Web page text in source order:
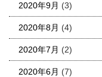
2020年9月 (3)
2020年8月 (4)
2020年7月 (2)
2020年6月 (7)